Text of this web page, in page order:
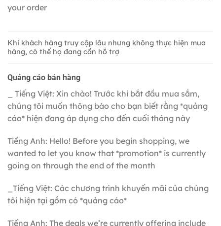
your order
Khi khách hàng truy cập lâu nhưng không thực hiện mua
hàng, có thể họ đang cần hỗ trợ
Quảng cáo bán hàng
_ Tiếng Việt: Xin chào! Trước khi bắt đầu mua sắm,
chúng tôi muốn thông báo cho bạn biết rằng *quảng
cáo* hiện đang áp dụng cho đến cuối tháng này
Tiếng Anh: Hello! Before you begin shopping, we
wanted to let you know that *promotion* is currently
going on through the end of the month
_Tiếng Việt: Các chương trình khuyến mãi của chúng
tôi hiện tại gồm có *quảng cáo*
Tiếng Anh: The deals we’re currently offering include